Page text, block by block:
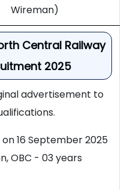
Wireman)
Central Railway
2025
advertisement to
16 September 2025
OBC - 03 years